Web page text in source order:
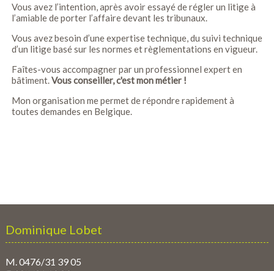
Vous avez l’intention, après avoir essayé de régler un litige à
l’amiable de porter l’affaire devant les tribunaux.
Vous avez besoin d’une expertise technique, du suivi technique
d’un litige basé sur les normes et règlementations en vigueur.
Faîtes-vous accompagner par un professionnel expert en
bâtiment.Vous conseiller, c'est mon métier !
Mon organisation me permet de répondre rapidement à
toutes demandes en Belgique.
Dominique Lobet
M. 0476/31 39 05